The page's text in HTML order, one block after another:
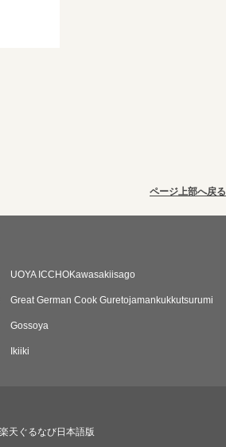
ページ上部へ戻る
UOYA ICCHOKawasakiisago
Great German Cook Guretojamankukkutsurumi
Gossoya
Ikiiki
楽天ぐるなび日本語版